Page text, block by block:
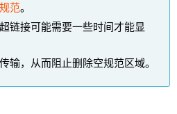
范。
链接可能需要一些时间才能显
输，从而阻止删除空规范区域。